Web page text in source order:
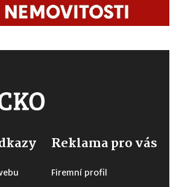
Reklama pro vás
Firemní profil